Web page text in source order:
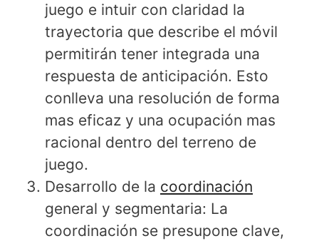
juego e intuir con claridad la
trayectoria que describe el móvil
permitirán tener integrada una
respuesta de anticipación. Esto
conlleva una resolución de forma
mas eficaz y una ocupación mas
racional dentro del terreno de
juego.
Desarrollo de la coordinación
general y segmentaria: La
coordinación se presupone clave,